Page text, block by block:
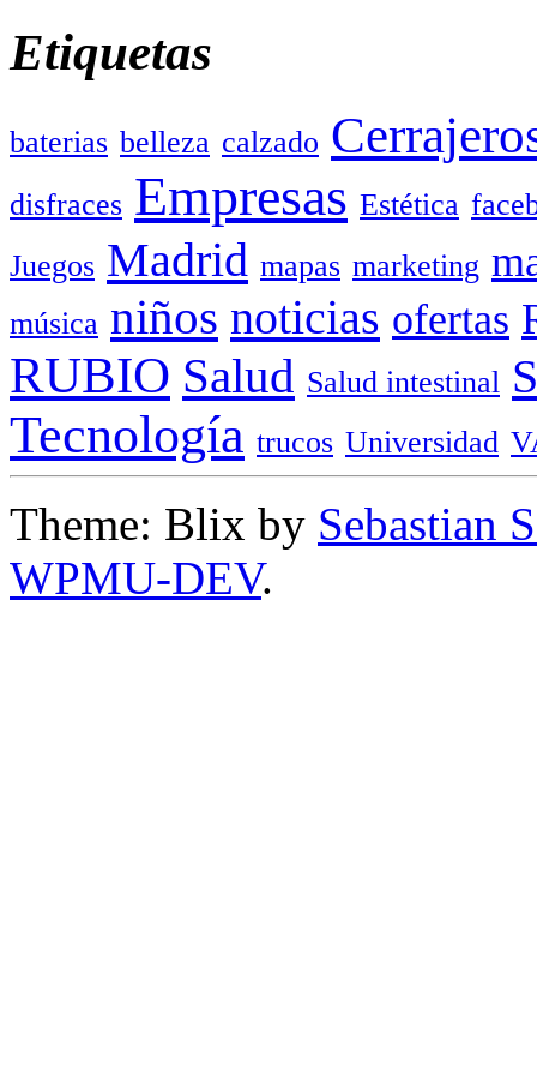
Etiquetas
baterias belleza calzado
disfraces Empresas Estética
Juegos Madrid mapas marketing
música niños noticias ofertas
RUBIO Salud Salud intestinal
Tecnología trucos Universidad
Theme: Blix by Sebastian
WPMU-DEV.